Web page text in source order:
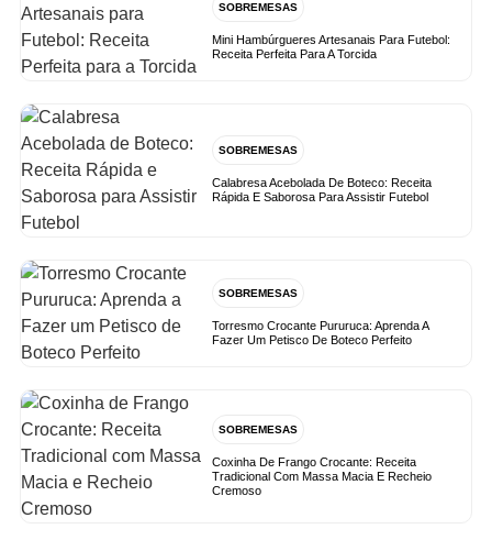
SOBREMESAS
Mini Hambúrgueres Artesanais Para Futebol:
Receita Perfeita Para A Torcida
SOBREMESAS
Calabresa Acebolada De Boteco: Receita
Rápida E Saborosa Para Assistir Futebol
SOBREMESAS
Torresmo Crocante Pururuca: Aprenda A
Fazer Um Petisco De Boteco Perfeito
SOBREMESAS
Coxinha De Frango Crocante: Receita
Tradicional Com Massa Macia E Recheio
Cremoso